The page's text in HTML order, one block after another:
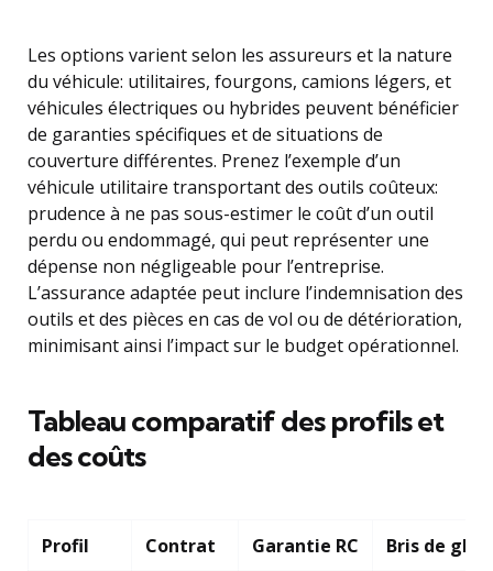
Les options varient selon les assureurs et la nature
du véhicule: utilitaires, fourgons, camions légers, et
véhicules électriques ou hybrides peuvent bénéficier
de garanties spécifiques et de situations de
couverture différentes. Prenez l’exemple d’un
véhicule utilitaire transportant des outils coûteux:
prudence à ne pas sous-estimer le coût d’un outil
perdu ou endommagé, qui peut représenter une
dépense non négligeable pour l’entreprise.
L’assurance adaptée peut inclure l’indemnisation des
outils et des pièces en cas de vol ou de détérioration,
minimisant ainsi l’impact sur le budget opérationnel.
Tableau comparatif des profils et
des coûts
Profil Contrat Garantie RC Bris de